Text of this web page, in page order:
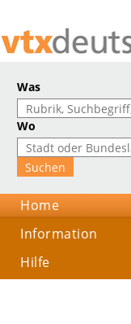
Was
Wo
Home
Information
Hilfe